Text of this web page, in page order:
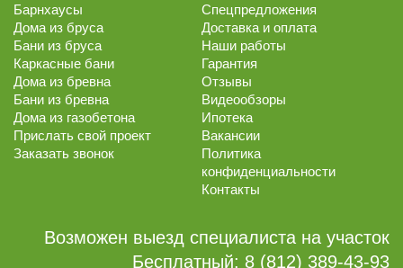
Барнхаусы
Дома из бруса
Бани из бруса
Каркасные бани
Дома из бревна
Бани из бревна
Дома из газобетона
Прислать свой проект
Заказать звонок
Спецпредложения
Доставка и оплата
Наши работы
Гарантия
Отзывы
Видеообзоры
Ипотека
Вакансии
Политика
конфиденциальности
Контакты
Возможен выезд специалиста на участок
Бесплатный: 8 (812) 389-43-93